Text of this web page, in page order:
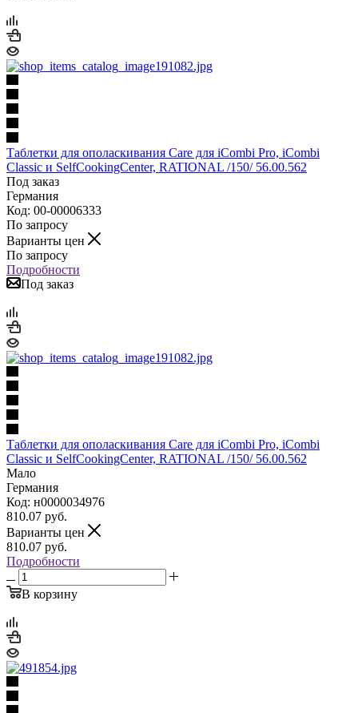
Таблетки для ополаскивания Care для iCombi Pro, iCombi
Classic и SelfCookingCenter, RATIONAL /150/ 56.00.562
Под заказ
Германия
Код: 00-00006333
По запросу
Варианты цен
По запросу
Подробности
Под заказ
Таблетки для ополаскивания Care для iCombi Pro, iCombi
Classic и SelfCookingCenter, RATIONAL /150/ 56.00.562
Мало
Германия
Код: н0000034976
810.07 руб.
Варианты цен
810.07 руб.
Подробности
В корзину